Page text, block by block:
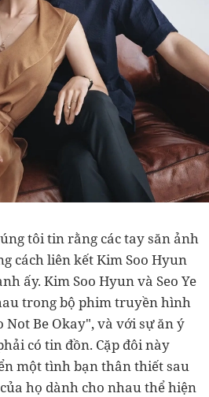
tôi tin rằng các tay săn ảnh
cách liên kết Kim Soo Hyun
ấy. Kim Soo Hyun và Seo Ye
trong bộ phim truyền hình
Be Okay", và với sự ăn ý
có tin đồn. Cặp đôi này
một tình bạn thân thiết sau
họ dành cho nhau thể hiện